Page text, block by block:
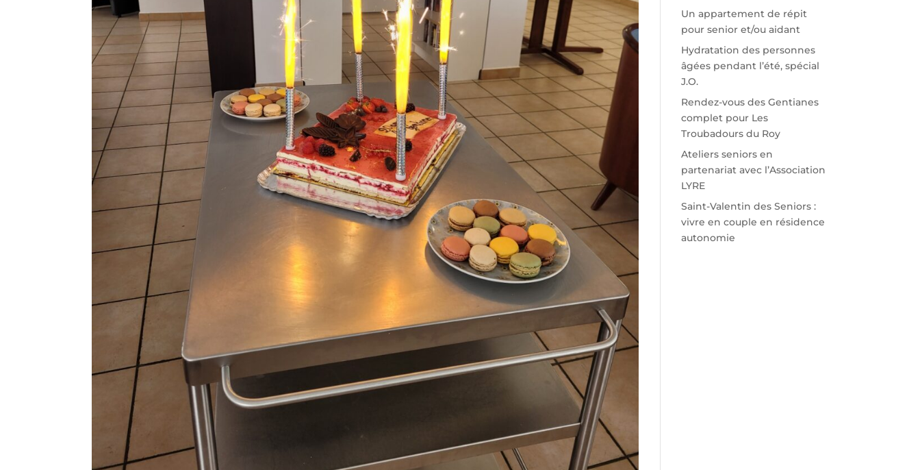
Un appartement de répit
pour senior et/ou aidant
Hydratation des personnes
âgées pendant l’été, spécial
J.O.
Rendez-vous des Gentianes
complet pour Les
Troubadours du Roy
Ateliers seniors en
partenariat avec l’Association
LYRE
Saint-Valentin des Seniors :
vivre en couple en résidence
autonomie